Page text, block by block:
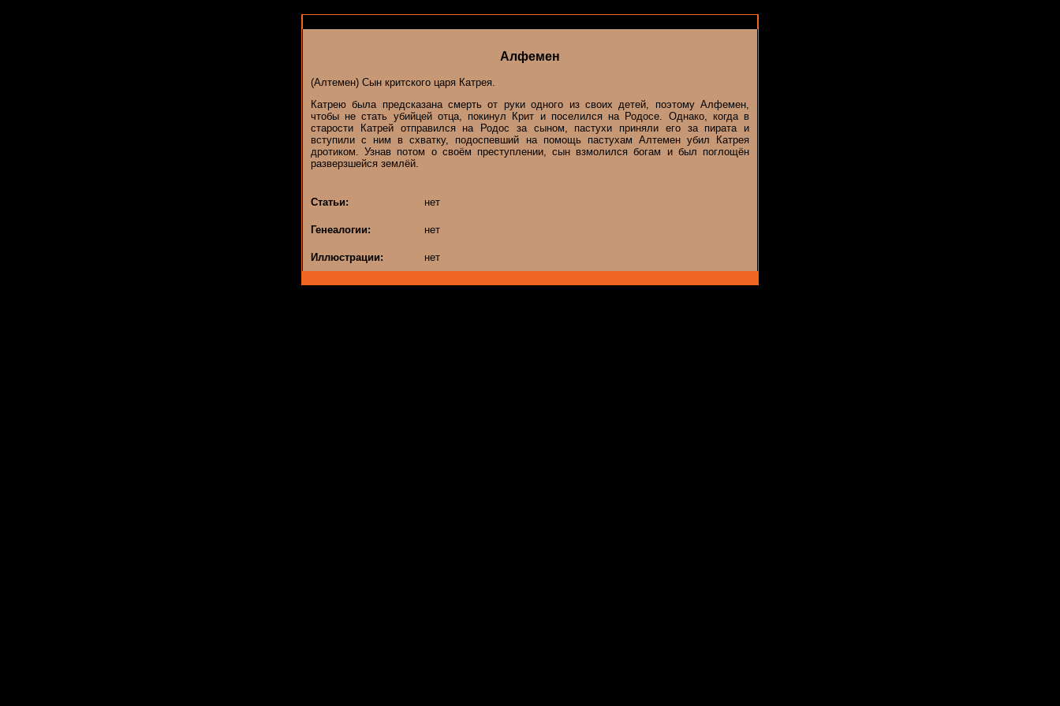
Алфемен
(Алтемен) Сын критского царя Катрея.
Катрею была предсказана смерть от руки одного из своих детей, поэтому Алфемен,
чтобы не стать убийцей отца, покинул Крит и поселился на Родосе. Однако, когда в
старости Катрей отправился на Родос за сыном, пастухи приняли его за пирата и
вступили с ним в схватку, подоспевший на помощь пастухам Алтемен убил Катрея
дротиком. Узнав потом о своём преступлении, сын взмолился богам и был поглощён
разверзшейся землёй.
Статьи: нет
Генеалогии: нет
Иллюстрации: нет